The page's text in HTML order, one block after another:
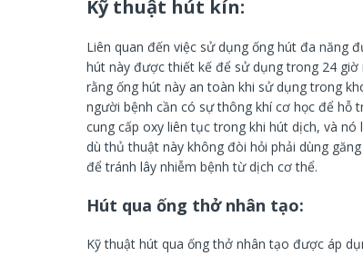
Kỹ thuật hút kín:
Liên quan đến việc sử dụng ống hút đa năng
hút này được thiết kế để sử dụng trong 24
rằng ống hút này an toàn khi sử dụng trong
người bệnh cần có sự thông khí cơ học để hỗ
cung cấp oxy liên tục trong khi hút dịch, và
dù thủ thuật này không đòi hỏi phải dùng
để tránh lây nhiễm bệnh từ dịch cơ thể.
Hút qua ống thở nhân tạo:
Kỹ thuật hút qua ống thở nhân tạo được áp